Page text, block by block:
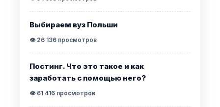
Выбираем вуз Польши
👁️ 26 136 просмотров
Постинг. Что это такое и как
заработать с помощью него?
👁️ 61 416 просмотров